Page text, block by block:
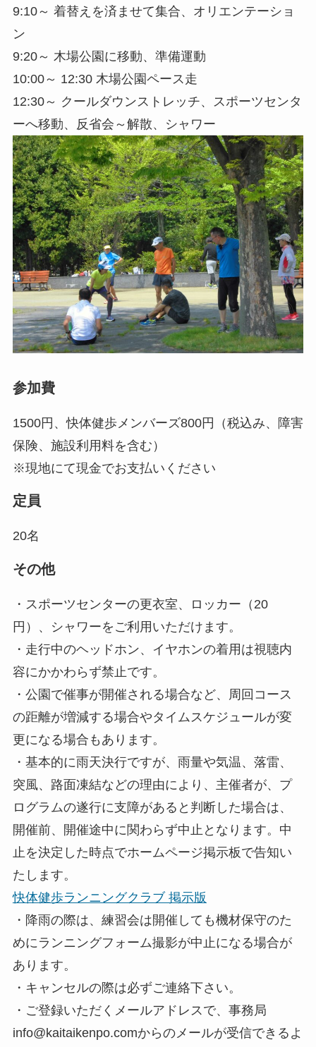
9:10～ 着替えを済ませて集合、オリエンテーショ
ン
9:20～ 木場公園に移動、準備運動
10:00～ 12:30 木場公園ペース走
12:30～ クールダウンストレッチ、スポーツセンタ
ーへ移動、反省会～解散、シャワー
参加費
1500円、快体健歩メンバーズ800円（税込み、障害
保険、施設利用料を含む）
※現地にて現金でお支払いください
定員
20名
その他
・スポーツセンターの更衣室、ロッカー（20
円）、シャワーをご利用いただけます。
・走行中のヘッドホン、イヤホンの着用は視聴内
容にかかわらず禁止です。
・公園で催事が開催される場合など、周回コース
の距離が増減する場合やタイムスケジュールが変
更になる場合もあります。
・基本的に雨天決行ですが、雨量や気温、落雷、
突風、路面凍結などの理由により、主催者が、プ
ログラムの遂行に支障があると判断した場合は、
開催前、開催途中に関わらず中止となります。中
止を決定した時点でホームページ掲示板で告知い
たします。
快体健歩ランニングクラブ 掲示版
・降雨の際は、練習会は開催しても機材保守のた
めにランニングフォーム撮影が中止になる場合が
あります。
・キャンセルの際は必ずご連絡下さい。
・ご登録いただくメールアドレスで、事務局
info@kaitaikenpo.comからのメールが受信できるよ